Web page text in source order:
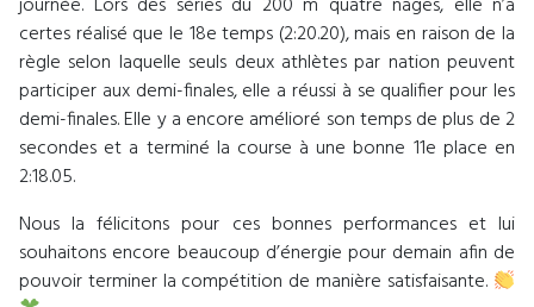
certes réalisé que le 18e temps (2:20.20), mais en raison de la
règle selon laquelle seuls deux athlètes par nation peuvent
participer aux demi-finales, elle a réussi à se qualifier pour les
demi-finales. Elle y a encore amélioré son temps de plus de 2
secondes et a terminé la course à une bonne 11e place en
2:18.05.
Nous la félicitons pour ces bonnes performances et lui
souhaitons encore beaucoup d’énergie pour demain afin de
pouvoir terminer la compétition de manière satisfaisante.